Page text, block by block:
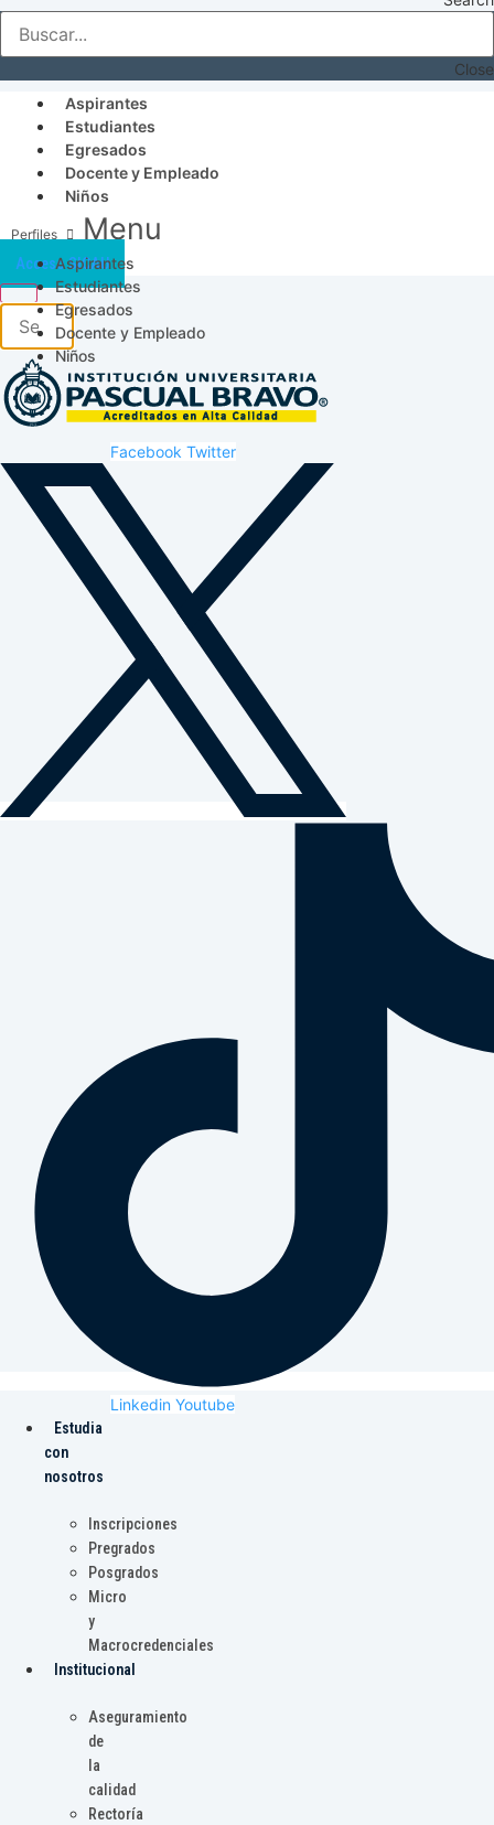
Close
Aspirantes
Estudiantes
Egresados
Docente y Empleado
Niños
Menu
Aspirantes
Estudiantes
Egresados
Docente y Empleado
Niños
Acceso SICAU
Facebook Twitter
Linkedin Youtube
Estudia
con
nosotros
Inscripciones
Pregrados
Posgrados
Micro
y
Macrocredenciales
Institucional
Aseguramiento
de
la
calidad
Rectoría